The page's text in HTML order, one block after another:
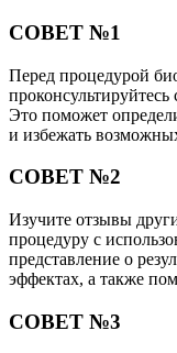
СОВЕТ №1
Перед процедурой
Это поможет
и избежать
СОВЕТ №2
Изучите отзывы
процедуру с
представление о
эффектах, а также
СОВЕТ №3